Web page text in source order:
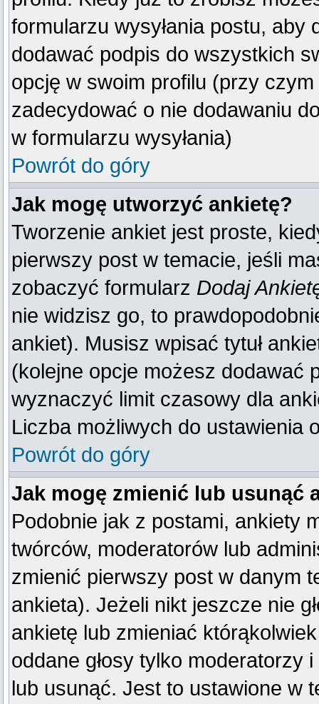
formularzu wysyłania postu,
dodawać podpis do wszystkich
opcję w swoim profilu (przy
zadecydować o nie dodawaniu
w formularzu wysyłania)
Powrót do góry
Jak mogę utworzyć ankietę?
Tworzenie ankiet jest proste,
pierwszy post w temacie, jeśli
zobaczyć formularz Dodaj
nie widzisz go, to
ankiet). Musisz wpisać tytuł
(kolejne opcje możesz dodawać
wyznaczyć limit czasowy dla
Liczba możliwych do ustawienia
Powrót do góry
Jak mogę zmienić lub usunąć
Podobnie jak z postami, ankiety
twórców, moderatorów lub
zmienić pierwszy post w danym
ankieta). Jeżeli nikt jeszcze nie
ankietę lub zmieniać
oddane głosy tylko moderatorzy
lub usunąć. Jest to ustawione w